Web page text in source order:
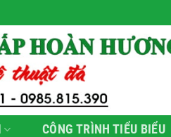
CÔNG TRÌNH TIỂU BIỂU